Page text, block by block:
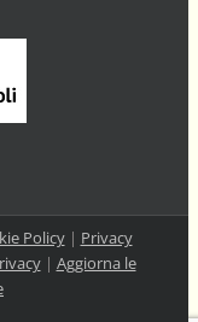
Policy| Privacy
| Aggiorna le